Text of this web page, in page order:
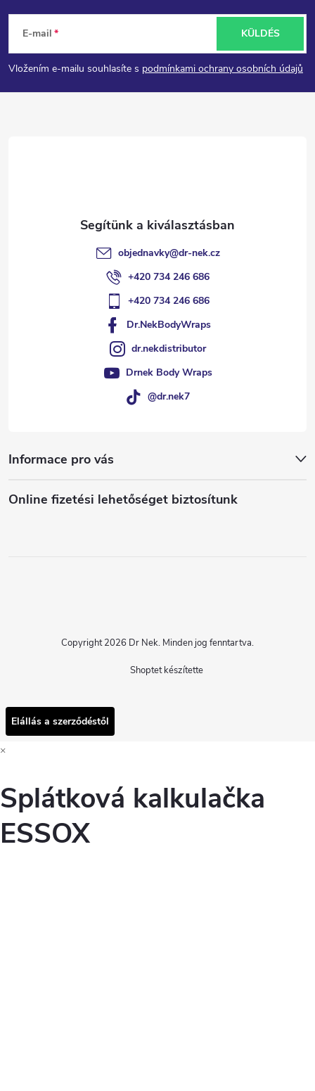
L
á
b
E-mail
Vložením e-mailu souhlasíte s podmínkami ochrany osobních údajů
KÜLDÉS
objednavky@dr-nek.cz
+420 734 246 686
+420 734 246 686
Dr.NekBodyWraps
dr.nekdistributor
Drnek Body Wraps
@dr.nek7
Informace pro vás
Online fizetési lehetőséget biztosítunk
Shoptet készítette
Copyright 2026 Dr Nek. Minden jog fenntartva.
Elállás a szerződéstől
×
Splátková kalkulačka
ESSOX